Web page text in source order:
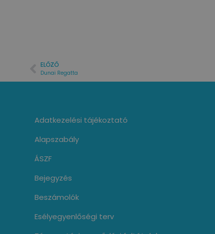
ELŐZŐ
Dunai Regatta
Adatkezelési tájékoztató
Alapszabály
ÁSZF
Bejegyzés
Beszámolók
Esélyegyenlőségi terv